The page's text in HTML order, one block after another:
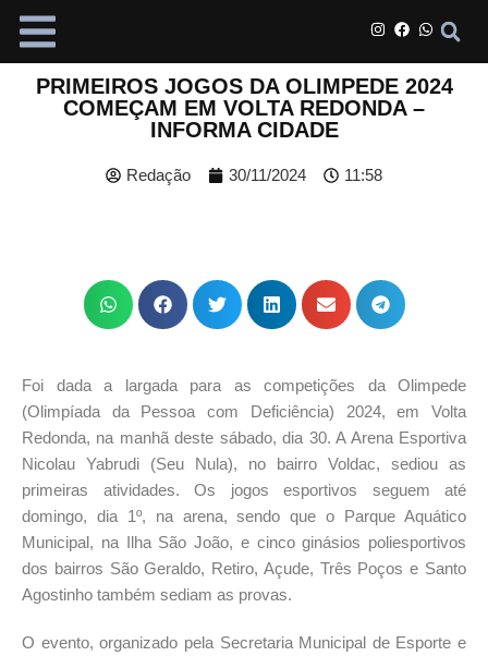
PRIMEIROS JOGOS DA OLIMPEDE 2024
COMEÇAM EM VOLTA REDONDA –
INFORMA CIDADE
Redação 30/11/2024 11:58
Foi dada a largada para as competições da Olimpede
(Olimpíada da Pessoa com Deficiência) 2024, em Volta
Redonda, na manhã deste sábado, dia 30. A Arena Esportiva
Nicolau Yabrudi (Seu Nula), no bairro Voldac, sediou as
primeiras atividades. Os jogos esportivos seguem até
domingo, dia 1º, na arena, sendo que o Parque Aquático
Municipal, na Ilha São João, e cinco ginásios poliesportivos
dos bairros São Geraldo, Retiro, Açude, Três Poços e Santo
Agostinho também sediam as provas.
O evento, organizado pela Secretaria Municipal de Esporte e